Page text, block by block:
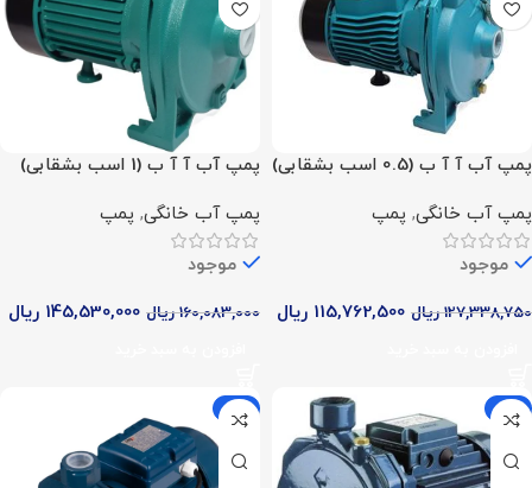
پمپ آب آ آ ب (0.5 اسب بشقابی)
پمپ آب خانگی, پمپ
موجود
127,338,750 ریال 115,762,500 ریال
پمپ آب آ آ ب (1 اسب بشقابی)
پمپ آب خانگی, پمپ
موجود
160,083,000 ریال 145,530,000 ریال
-9%
-9%